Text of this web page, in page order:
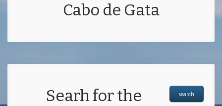
Cabo de Gata
search
Searh for the